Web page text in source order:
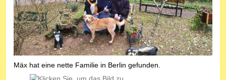
Mäx hat eine nette Familie in Berlin gefunden.